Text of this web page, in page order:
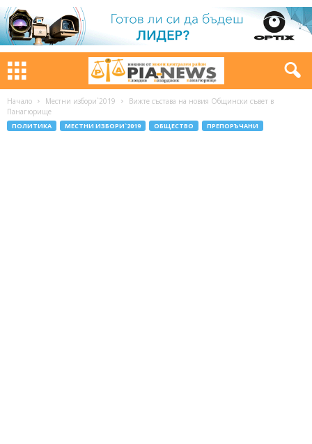
Начало Местни избори`2019
Вижте състава на новия Общински съвет в
Панагюрище
ПОЛИТИКА МЕСТНИ ИЗБОРИ`2019 ОБЩЕСТВО ПРЕПОРЪЧАНИ